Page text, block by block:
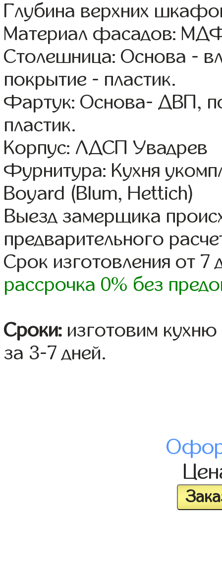
Глубина верхних
Материал фасадов:
Столешница: Основа -
покрытие - пластик.
Фартук: Основа- ДВП,
пластик.
Корпус: ЛДСП Увадрев
Фурнитура: Кухня
Boyard (Blum, Hettich)
Выезд замерщика
предварительного
Срок изготовления от 7
рассрочка 0% без
Сроки: изготовим
за 3-7 дней.